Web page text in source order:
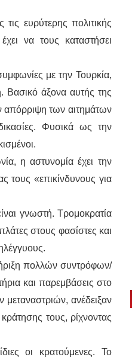
ευρύτερης πολιτικής
να τους καταστήσει
με την Τουρκία,
Βασικό άξονα αυτής της
απόρριψη των αιτημάτων
Φυσικά ως την
η αστυνομία έχει την
τους «επικίνδυνους για
γνωστή. Τρομοκρατία
στους φασίστες και
πολλών συντρόφων/
και παρεμβάσεις στο
μεταναστριών, ανέδειξαν
τους, ρίχνοντας
οι κρατούμενες. Το